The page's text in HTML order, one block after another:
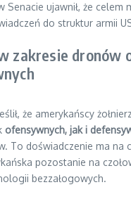
Senacie ujawnił, że celem
do struktur armii
zakresie dronów
że amerykańscy
ofensywnych, jak i
To doświadczenie ma na
pozostanie na
bezzałogowych.